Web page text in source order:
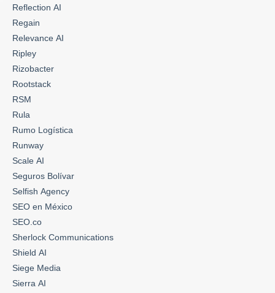
Reflection AI
Regain
Relevance AI
Ripley
Rizobacter
Rootstack
RSM
Rula
Rumo Logística
Runway
Scale AI
Seguros Bolívar
Selfish Agency
SEO en México
SEO.co
Sherlock Communications
Shield AI
Siege Media
Sierra AI